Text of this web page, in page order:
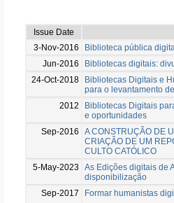
Issue Date
3-Nov-2016
Biblioteca pública
Jun-2016
Bibliotecas digitais:
24-Oct-2018
Bibliotecas Digitais e
para o levantamento
2012
Bibliotecas Digitais
e oportunidades
Sep-2016
A CONSTRUÇÃO DE
CRIAÇÃO DE UM
CULTO CATÓLICO
5-May-2023
As Edições digitais de
disponibilização
Sep-2017
Formar humanistas